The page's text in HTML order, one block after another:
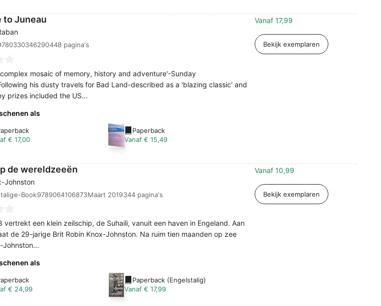
to Juneau
448 pagina's
mosaic of memory, history and adventure'-Sunday
his dusty travels for Bad Land-described as a 'blazing classic' and
prizes included the US...
Vanaf 17,99
Bekijk exemplaren
als
€ 17,00
Paperback
Vanaf € 15,49
de wereldzeeën
Johnston
e-Book9789064106873Maart 2019344 pagina's
vertrekt een klein zeilschip, de Suhaili, vanuit een haven in Engeland. Aan
de 29-jarige Brit Robin Knox-Johnston. Na ruim tien maanden op zee
Johnston...
Vanaf 10,99
Bekijk exemplaren
als
€ 24,99
Paperback (Engelstalig)
Vanaf € 17,99